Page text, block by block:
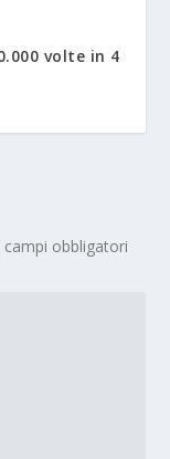
volte in 4
campi obbligatori